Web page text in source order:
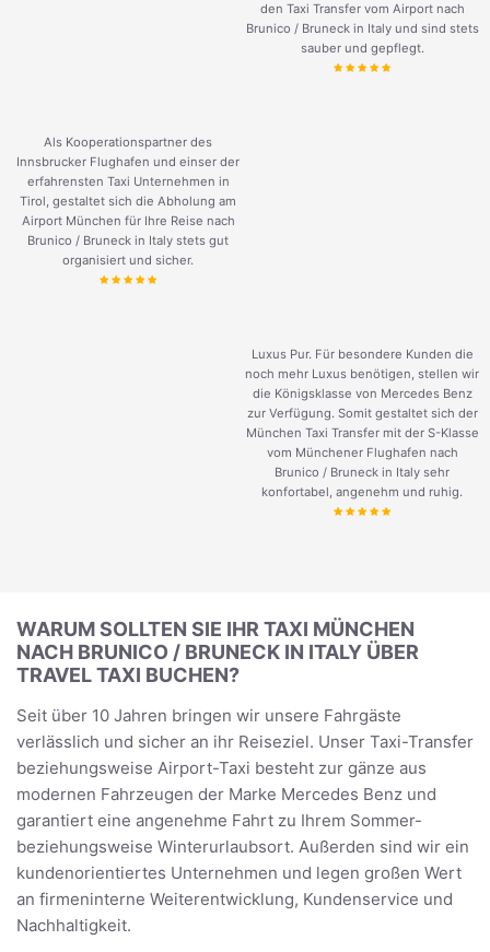
den Taxi Transfer vom Airport nach
Brunico / Bruneck in Italy und sind stets
sauber und gepflegt.
Als Kooperationspartner des
Innsbrucker Flughafen und einser der
erfahrensten Taxi Unternehmen in
Tirol, gestaltet sich die Abholung am
Airport München für Ihre Reise nach
Brunico / Bruneck in Italy stets gut
organisiert und sicher.
Luxus Pur. Für besondere Kunden die
noch mehr Luxus benötigen, stellen wir
die Königsklasse von Mercedes Benz
zur Verfügung. Somit gestaltet sich der
München Taxi Transfer mit der S-Klasse
vom Münchener Flughafen nach
Brunico / Bruneck in Italy sehr
konfortabel, angenehm und ruhig.
WARUM SOLLTEN SIE IHR TAXI MÜNCHEN
NACH BRUNICO / BRUNECK IN ITALY ÜBER
TRAVEL TAXI BUCHEN?
Seit über 10 Jahren bringen wir unsere Fahrgäste
verlässlich und sicher an ihr Reiseziel. Unser Taxi-Transfer
beziehungsweise Airport-Taxi besteht zur gänze aus
modernen Fahrzeugen der Marke Mercedes Benz und
garantiert eine angenehme Fahrt zu Ihrem Sommer-
beziehungsweise Winterurlaubsort. Außerden sind wir ein
kundenorientiertes Unternehmen und legen großen Wert
an firmeninterne Weiterentwicklung, Kundenservice und
Nachhaltigkeit.